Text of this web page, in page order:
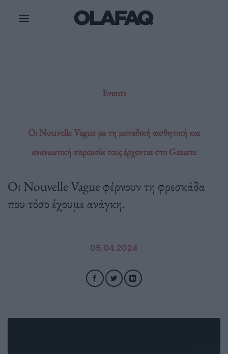
Events
Οι Nouvelle Vague με τη μοναδική αισθητική και
ανανεωτική παρουσία τους έρχονται στο Gazarte
Οι Nouvelle Vague φέρνουν τη φρεσκάδα
που τόσο έχουμε ανάγκη.
05.04.2024